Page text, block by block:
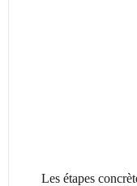
Les étapes